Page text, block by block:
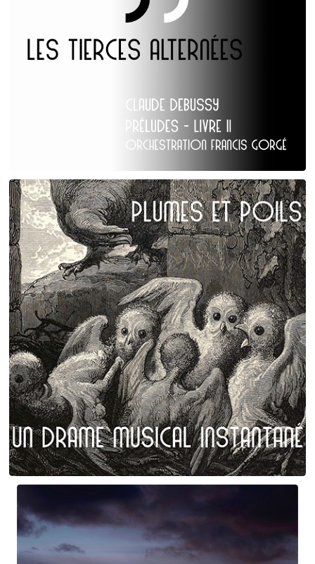
Claude Debussy
Les Tierces alternées
Plumes et poils
Birgé - Gorgé - Meens